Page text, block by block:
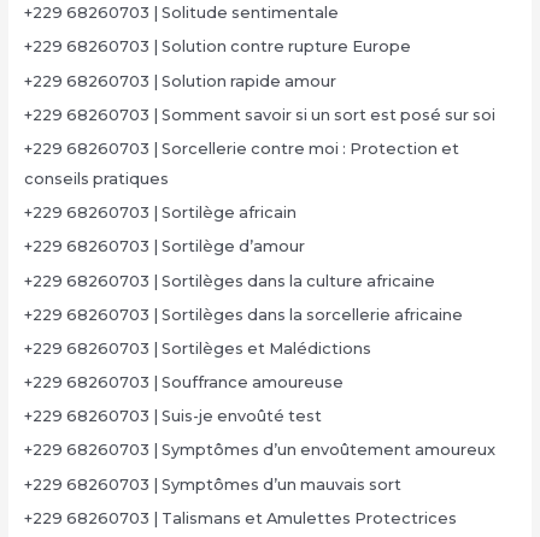
+229 68260703 | Solitude sentimentale
+229 68260703 | Solution contre rupture Europe
+229 68260703 | Solution rapide amour
+229 68260703 | Somment savoir si un sort est posé sur soi
+229 68260703 | Sorcellerie contre moi : Protection et
conseils pratiques
+229 68260703 | Sortilège africain
+229 68260703 | Sortilège d’amour
+229 68260703 | Sortilèges dans la culture africaine
+229 68260703 | Sortilèges dans la sorcellerie africaine
+229 68260703 | Sortilèges et Malédictions
+229 68260703 | Souffrance amoureuse
+229 68260703 | Suis-je envoûté test
+229 68260703 | Symptômes d’un envoûtement amoureux
+229 68260703 | Symptômes d’un mauvais sort
+229 68260703 | Talismans et Amulettes Protectrices